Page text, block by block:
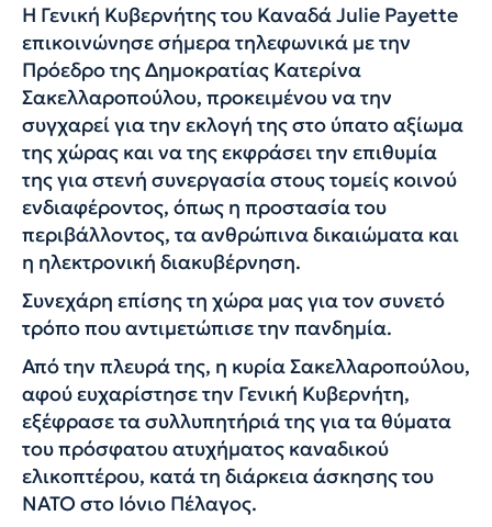
Η Γενική Κυβερνήτης του Καναδά Julie Payette
επικοινώνησε σήμερα τηλεφωνικά με την
Πρόεδρο της Δημοκρατίας Κατερίνα
Σακελλαροπούλου, προκειμένου να την
συγχαρεί για την εκλογή της στο ύπατο αξίωμα
της χώρας και να της εκφράσει την επιθυμία
της για στενή συνεργασία στους τομείς κοινού
ενδιαφέροντος, όπως η προστασία του
περιβάλλοντος, τα ανθρώπινα δικαιώματα και
η ηλεκτρονική διακυβέρνηση.
Συνεχάρη επίσης τη χώρα μας για τον συνετό
τρόπο που αντιμετώπισε την πανδημία.
Από την πλευρά της, η κυρία Σακελλαροπούλου,
αφού ευχαρίστησε την Γενική Κυβερνήτη,
εξέφρασε τα συλλυπητήριά της για τα θύματα
του πρόσφατου ατυχήματος καναδικού
ελικοπτέρου, κατά τη διάρκεια άσκησης του
ΝΑΤΟ στο Ιόνιο Πέλαγος.